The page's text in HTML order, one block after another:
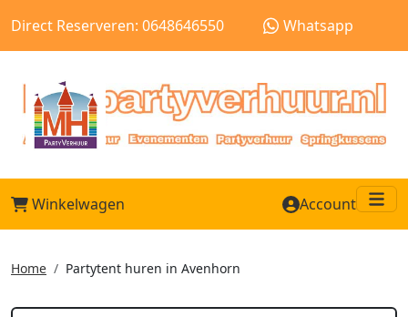
Direct Reserveren: 0648646550 Whatsapp
Winkelwagen Account
Home Partytent huren in Avenhorn